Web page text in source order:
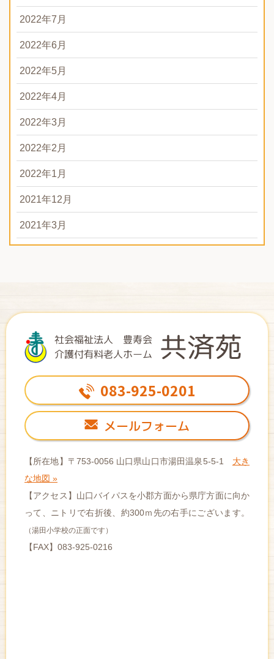
2022年7月
2022年6月
2022年5月
2022年4月
2022年3月
2022年2月
2022年1月
2021年12月
2021年3月
083-925-0201
メールフォーム
【所在地】〒753-0056 山口県山口市湯田温泉5-5-1 大き
な地図 »
【アクセス】山口バイパスを小郡方面から県庁方面に向か
って、 ニトリで右折後、約300ｍ先の右手にございます。
（湯田小学校の正面です）
【FAX】083-925-0216